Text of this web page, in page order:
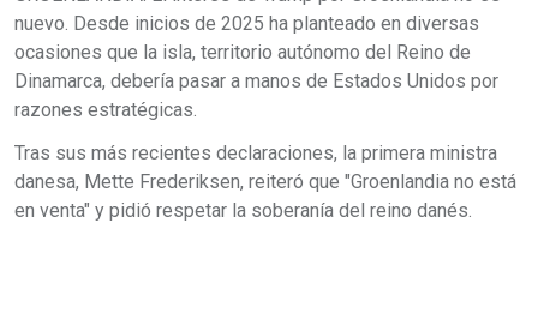
nuevo. Desde inicios de 2025 ha planteado en diversas
ocasiones que la isla, territorio autónomo del Reino de
Dinamarca, debería pasar a manos de Estados Unidos por
razones estratégicas.
Tras sus más recientes declaraciones, la primera ministra
danesa, Mette Frederiksen, reiteró que "Groenlandia no está
en venta" y pidió respetar la soberanía del reino danés.